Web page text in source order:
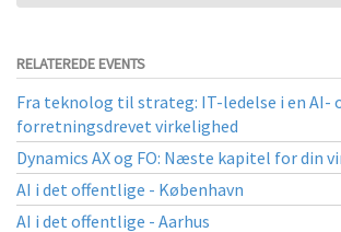
RELATEREDE EVENTS
Fra teknolog til strateg: IT-ledelse i en AI-
forretningsdrevet virkelighed
Dynamics AX og FO: Næste kapitel for din
AI i det offentlige - København
AI i det offentlige - Aarhus